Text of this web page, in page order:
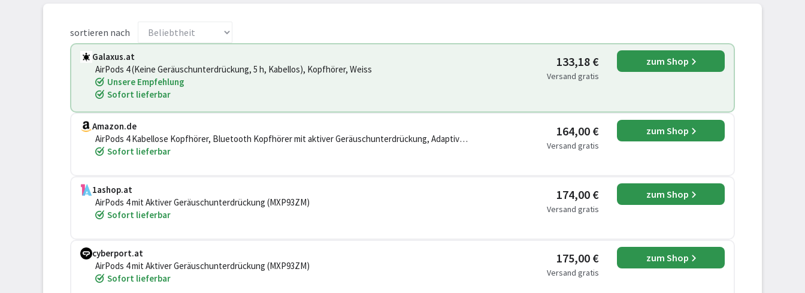
sortieren nach
Galaxus.at
AirPods 4 (Keine Geräuschunterdrückung, 5 h, Kabellos), Kopfhörer, Weiss
Unsere Empfehlung
Sofort lieferbar
133,18 €
Versand gratis
zum Shop
Amazon.de
AirPods 4 Kabellose Kopfhörer, Bluetooth Kopfhörer mit aktiver Geräuschunterdrückung, Adaptives
Audio, Personalisiertes 3D Audio, Transparenzmodus, US
Sofort lieferbar
164,00 €
Versand gratis
zum Shop
1ashop.at
AirPods 4 mit Aktiver Geräuschunterdrückung (MXP93ZM)
Sofort lieferbar
174,00 €
Versand gratis
zum Shop
cyberport.at
AirPods 4 mit Aktiver Geräuschunterdrückung (MXP93ZM)
Sofort lieferbar
175,00 €
Versand gratis
zum Shop